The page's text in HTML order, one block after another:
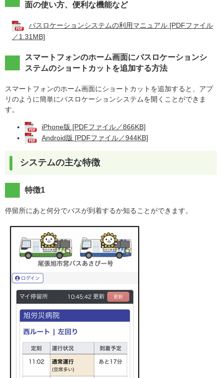
面の使い方、便利な機能など
バスロケーションシステムの利用マニュアル [PDFファイル
／1.31MB]
スマートフォンのホーム画面にバスロケーションシ
ステムのショートカットを追加する方法
スマートフォンのホーム画面にショートカットを追加すると、アプ
リのように簡単にバスロケーションシステムを開くことができま
す。
iPhone版 [PDFファイル／866KB]
Android版 [PDFファイル／944KB]
システムの主な特徴
特徴1
停留所にあと何分でバスが到着するか知ることができます。